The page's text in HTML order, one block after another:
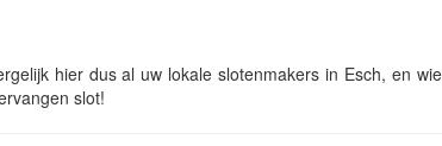
hier dus al uw lokale slotenmakers in Esch, en
slot!